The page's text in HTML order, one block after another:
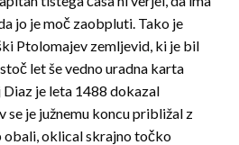
jo je moč zaobpluti. Tako je
Ptolomajev zemljevid, ki je bil
let še vedno uradna karta
je leta 1488 dokazal
je južnemu koncu približal z
obali, oklical skrajno točko